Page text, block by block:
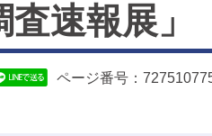
速報展」
ページ番号：